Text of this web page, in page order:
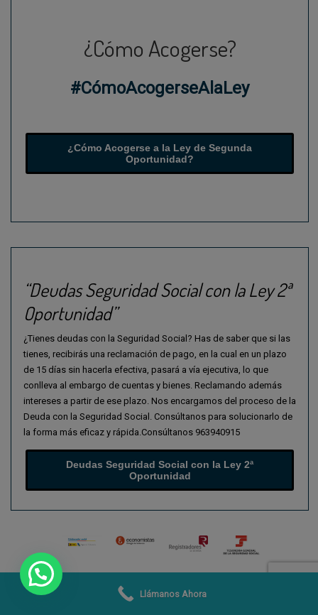
¿Cómo Acogerse?
#CómoAcogerseAlaLey
¿Cómo Acogerse a la Ley de Segunda
Oportunidad?
“Deudas Seguridad Social con la Ley 2ª
Oportunidad”
¿Tienes deudas con la Seguridad Social? Has de saber que si las
tienes, recibirás una reclamación de pago, en la cual en un plazo
de 15 días sin hacerla efectiva, pasará a vía ejecutiva, lo que
conlleva al embargo de cuentas y bienes. Reclamando además
intereses a partir de ese plazo. Nos encargamos del proceso de la
Deuda con la Seguridad Social. Consúltanos para solucionarlo de
la forma más eficaz y rápida.Consúltanos 963940915
Deudas Seguridad Social con la Ley 2ª
Oportunidad
Khel Karo casino
mostbet giriş Llámanos Ahora